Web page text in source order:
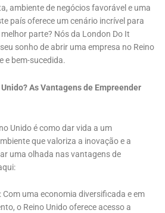
ambiente de negócios favorável e uma
país oferece um cenário incrível para
parte? Nós da London Do It
sonho de abrir uma empresa no Reino
e bem-sucedida.
As Vantagens de Empreender
Unido é como dar vida a um
que valoriza a inovação e a
uma olhada nas vantagens de
: Com uma economia diversificada e em
o Reino Unido oferece acesso a